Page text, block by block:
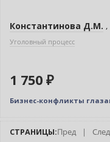
Константинова Д.М. ,
Уголовный процесс
1 750 ₽
Бизнес-конфликты
СТРАНИЦЫ:Пред | След